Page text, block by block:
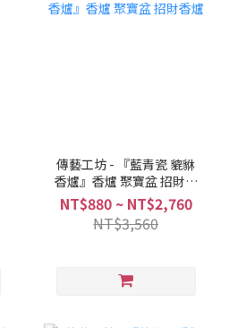
傳藝工坊 - 『藍青瓷 貔貅
香爐』香爐 聚寶盆 招財香
爐
NT$880 ~ NT$2,760
NT$3,560